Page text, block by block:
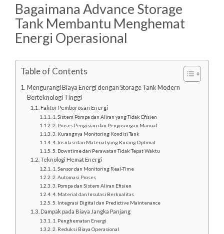
Bagaimana Advance Storage
Tank Membantu Menghemat
Energi Operasional
Table of Contents
Mengurangi Biaya Energi dengan Storage Tank Modern
Berteknologi Tinggi
Faktor Pemborosan Energi
1. Sistem Pompa dan Aliran yang Tidak Efisien
2. Proses Pengisian dan Pengosongan Manual
3. Kurangnya Monitoring Kondisi Tank
4. Insulasi dan Material yang Kurang Optimal
5. Downtime dan Perawatan Tidak Tepat Waktu
Teknologi Hemat Energi
1. Sensor dan Monitoring Real-Time
2. Automasi Proses
3. Pompa dan Sistem Aliran Efisien
4. Material dan Insulasi Berkualitas
5. Integrasi Digital dan Predictive Maintenance
Dampak pada Biaya Jangka Panjang
1. Penghematan Energi
2. Reduksi Biaya Operasional